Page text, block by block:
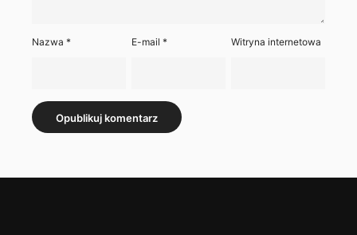
Nazwa * E-mail* Witryna internetowa